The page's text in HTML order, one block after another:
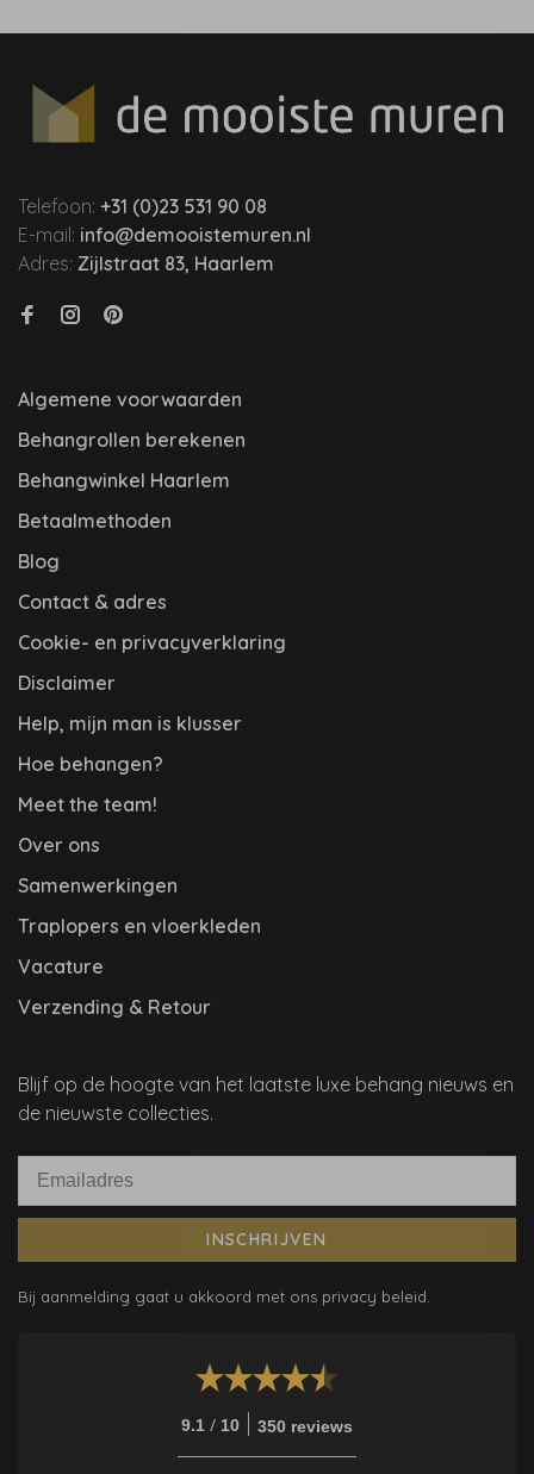
Telefoon: +31 (0)23 531 90 08
E-mail: info@demooistemuren.nl
Adres: Zijlstraat 83, Haarlem
Algemene voorwaarden
Behangrollen berekenen
Behangwinkel Haarlem
Betaalmethoden
Blog
Contact & adres
Cookie- en privacyverklaring
Disclaimer
Help, mijn man is klusser
Hoe behangen?
Meet the team!
Over ons
Samenwerkingen
Traplopers en vloerkleden
Vacature
Verzending & Retour
Blijf op de hoogte van het laatste luxe behang nieuws en
de nieuwste collecties.
INSCHRIJVEN
Bij aanmelding gaat u akkoord met ons privacy beleid.
9.1 / 10 350 reviews